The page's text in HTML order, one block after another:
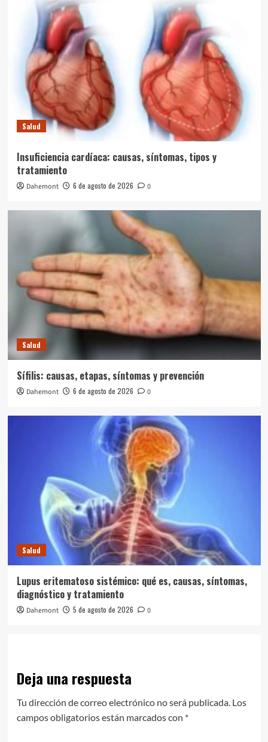
Salud
Insuficiencia cardíaca: causas, síntomas, tipos y
tratamiento
Dahemont 6 de agosto de 2026 0
Salud
Sífilis: causas, etapas, síntomas y prevención
Dahemont 6 de agosto de 2026 0
Salud
Lupus eritematoso sistémico: qué es, causas, síntomas,
diagnóstico y tratamiento
Dahemont 5 de agosto de 2026 0
Deja una respuesta
Tu dirección de correo electrónico no será publicada. Los
campos obligatorios están marcados con *